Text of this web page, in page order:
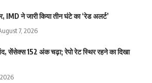
IMD ने जारी किया तीन घंटे का ‘रेड अलर्ट’
7, 2026
सेंसेक्स 152 अंक चढ़ा; रेपो रेट स्थिर रहने का दिखा